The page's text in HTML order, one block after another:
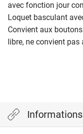
avec fonction jour
Loquet basculant
Convient aux
libre, ne convient